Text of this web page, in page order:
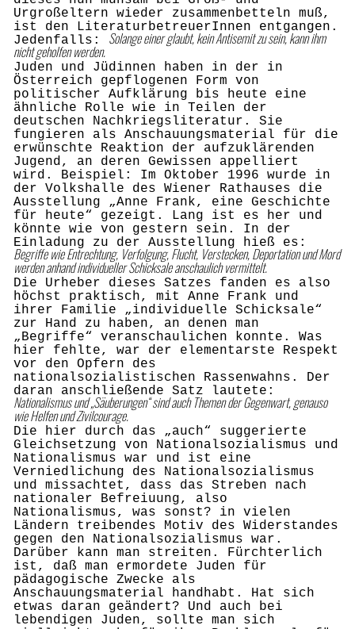
Urgroßeltern wieder zusammenbetteln muß,
ist den LiteraturbetreuerInnen entgangen.
Jedenfalls: Solange einer glaubt, kein Antisemit zu sein, kann ihm
nicht geholfen werden.
Juden und Jüdinnen haben in der in
Österreich gepflogenen Form von
politischer Aufklärung bis heute eine
ähnliche Rolle wie in Teilen der
deutschen Nachkriegsliteratur. Sie
fungieren als Anschauungsmaterial für die
erwünschte Reaktion der aufzuklärenden
Jugend, an deren Gewissen appelliert
wird. Beispiel: Im Oktober 1996 wurde in
der Volkshalle des Wiener Rathauses die
Ausstellung „Anne Frank, eine Geschichte
für heute“ gezeigt. Lang ist es her und
könnte wie von gestern sein. In der
Einladung zu der Ausstellung hieß es:
Begriffe wie Entrechtung, Verfolgung, Flucht, Verstecken, Deportation und Mord
werden anhand individueller Schicksale anschaulich vermittelt.
Die Urheber dieses Satzes fanden es also
höchst praktisch, mit Anne Frank und
ihrer Familie „individuelle Schicksale“
zur Hand zu haben, an denen man
„Begriffe“ veranschaulichen konnte. Was
hier fehlte, war der elementarste Respekt
vor den Opfern des
nationalsozialistischen Rassenwahns. Der
daran anschließende Satz lautete:
Nationalismus und „Säuberungen“ sind auch Themen der Gegenwart, genauso
wie Helfen und Zivilcourage.
Die hier durch das „auch“ suggerierte
Gleichsetzung von Nationalsozialismus und
Nationalismus war und ist eine
Verniedlichung des Nationalsozialismus
und missachtet, dass das Streben nach
nationaler Befreiuung, also
Nationalismus, was sonst? in vielen
Ländern treibendes Motiv des Widerstandes
gegen den Nationalsozialismus war.
Darüber kann man streiten. Fürchterlich
ist, daß man ermordete Juden für
pädagogische Zwecke als
Anschauungsmaterial handhabt. Hat sich
etwas daran geändert? Und auch bei
lebendigen Juden, sollte man sich